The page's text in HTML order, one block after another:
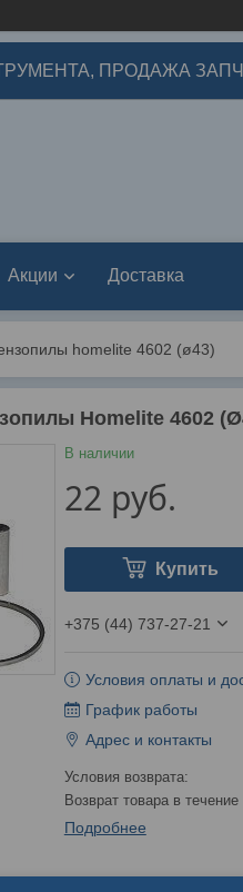
ПРОДАЖА
Акции Доставка
homelite 4602 (ø43)
Homelite 4602
В наличии
22 руб.
Купить
+375 (44) 737-27-21
Условия оплаты и
График работы
Адрес и контакты
возврат товара в
Подробнее